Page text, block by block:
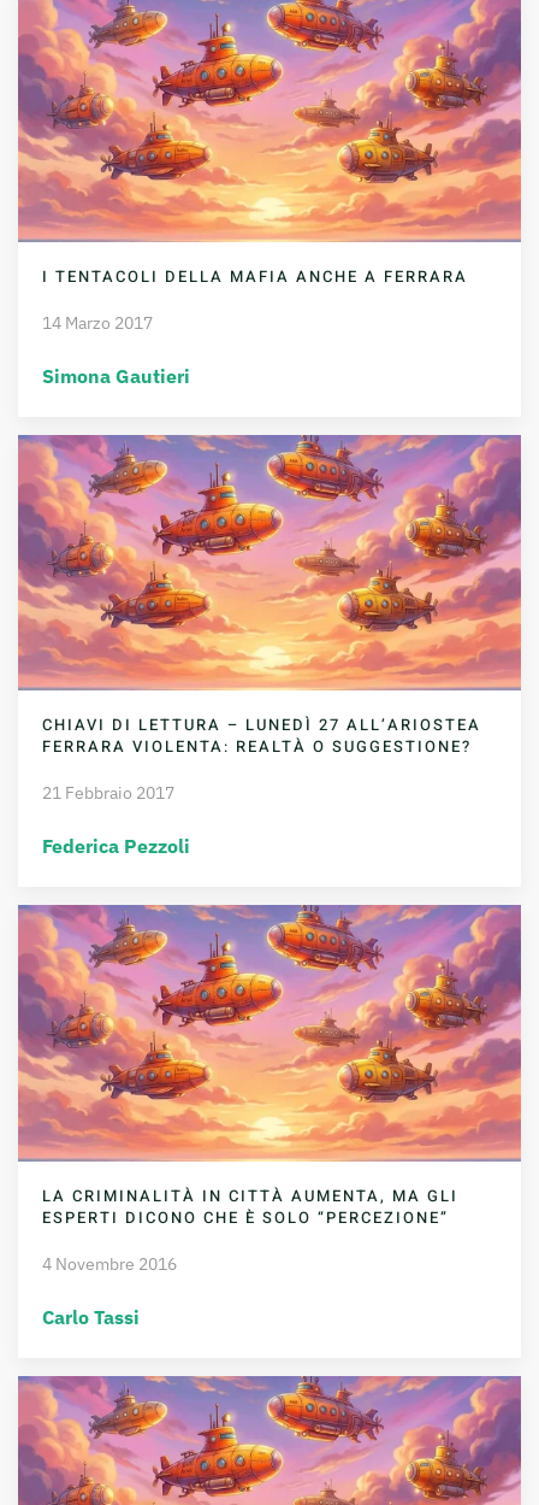
I TENTACOLI DELLA MAFIA ANCHE A FERRARA
14 Marzo 2017
Simona Gautieri
CHIAVI DI LETTURA – LUNEDÌ 27 ALL’ARIOSTEA
FERRARA VIOLENTA: REALTÀ O SUGGESTIONE?
21 Febbraio 2017
Federica Pezzoli
LA CRIMINALITÀ IN CITTÀ AUMENTA, MA GLI
ESPERTI DICONO CHE È SOLO “PERCEZIONE”
4 Novembre 2016
Carlo Tassi